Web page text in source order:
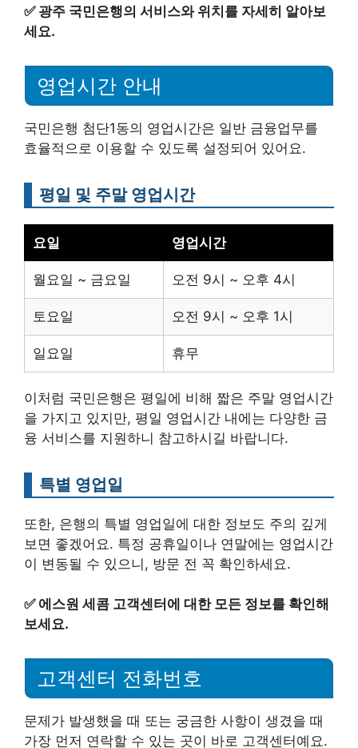
✅ 광주 국민은행의 서비스와 위치를 자세히 알아보
세요.
영업시간 안내
국민은행 첨단1동의 영업시간은 일반 금융업무를
효율적으로 이용할 수 있도록 설정되어 있어요.
평일 및 주말 영업시간
요일 영업시간
월요일 ~ 금요일 오전 9시 ~ 오후 4시
토요일 오전 9시 ~ 오후 1시
일요일 휴무
이처럼 국민은행은 평일에 비해 짧은 주말 영업시간
을 가지고 있지만, 평일 영업시간 내에는 다양한 금
융 서비스를 지원하니 참고하시길 바랍니다.
특별 영업일
또한, 은행의 특별 영업일에 대한 정보도 주의 깊게
보면 좋겠어요. 특정 공휴일이나 연말에는 영업시간
이 변동될 수 있으니, 방문 전 꼭 확인하세요.
✅ 에스원 세콤 고객센터에 대한 모든 정보를 확인해
보세요.
고객센터 전화번호
문제가 발생했을 때 또는 궁금한 사항이 생겼을 때
가장 먼저 연락할 수 있는 곳이 바로 고객센터예요.